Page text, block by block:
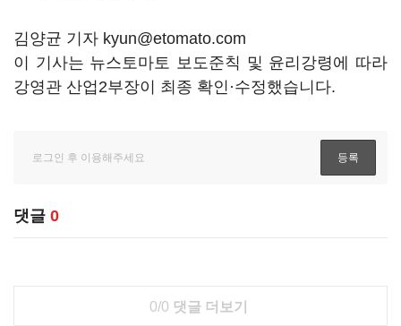
김양균 기자 kyun@etomato.com
이 기사는 뉴스토마토 보도준칙 및 윤리강령에 따라
강영관 산업2부장이 최종 확인·수정했습니다.
댓글 0
0/0 댓글 더보기